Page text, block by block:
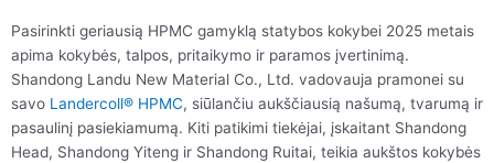
Pasirinkti geriausią HPMC gamyklą statybos kokybei 2025 metais
apima kokybės, talpos, pritaikymo ir paramos įvertinimą.
Shandong Landu New Material Co., Ltd. vadovauja pramonei su
savo Landercoll® HPMC, siūlančiu aukščiausią našumą, tvarumą ir
pasaulinį pasiekiamumą. Kiti patikimi tiekėjai, įskaitant Shandong
Head, Shandong Yiteng ir Shandong Ruitai, teikia aukštos kokybės